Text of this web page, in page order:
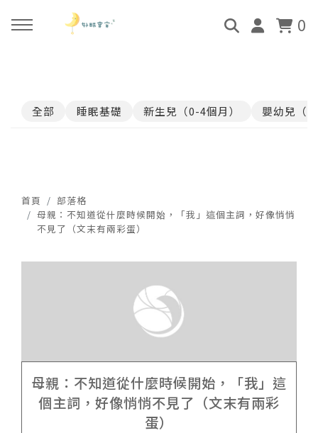
0
關於好眠師
好眠師服務
好眠寶寶 X 企業合作
好眠師認證班
畢業顧問
諮詢服務
0-4個月
4個月-3歲
好眠學苑
學苑評價
全部 睡眠基礎 新生兒（0-4個月） 嬰幼兒（
首頁
部落格
母親：不知道從什麼時候開始，「我」這個主詞，好像悄悄
不見了（文末有兩彩蛋）
母親：不知道從什麼時候開始，「我」這
個主詞，好像悄悄不見了（文末有兩彩
蛋）